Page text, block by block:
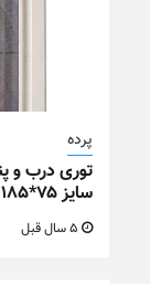
پرده
سایز ۷۵*۱۸۵ سانتی متر